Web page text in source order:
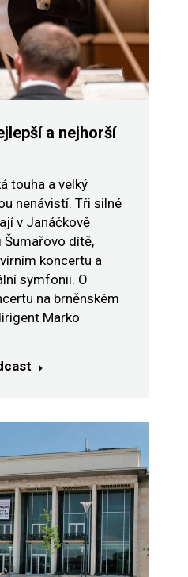
a nejhorší
touha a velký
nenávistí. Tři silné
v Janáčkově
dítě,
koncertu a
symfonii. O
na brněnském
Marko